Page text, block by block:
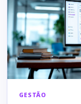
GESTÃO